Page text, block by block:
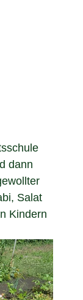
dann
Salat
Kindern